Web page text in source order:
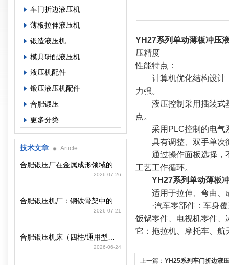
YH27系列单动薄板冲压
压精度
性能特点：
计算机优化结构设计，
力强。
液压控制采用插装式基
点。
采用PLC控制的电气
具有调整、双手单次
通过操作面板选择，不
工艺工作循环。
YH27系列单动薄板
适用于拉伸、弯曲、成
·汽车零部件：车身覆
饭锅零件、电视机零件、
它：拖拉机、摩托车、航
上一篇： YH25系列车门折边液
车门折边液压机
薄板拉伸液压机
锻造液压机
模具研配液压机
液压机配件
锻压液压机配件
合肥锻压
更多分类
技术文章 Article
2026-07-26
2026-07-21
2026-06-24